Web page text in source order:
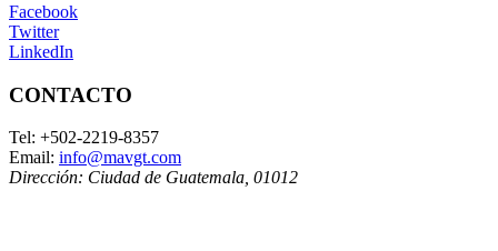
Facebook
Twitter
LinkedIn
CONTACTO
Tel: +502-2219-8357
Email: info@mavgt.com
Dirección: Ciudad de Guatemala 01012